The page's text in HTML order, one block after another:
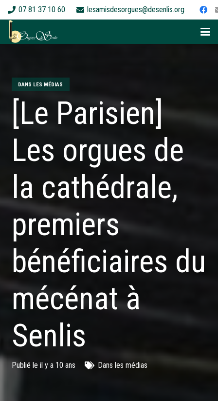
07 81 37 10 60 lesamisdesorgues@desenlis.org
DANS LES MÉDIAS
[Le Parisien]
Les orgues de
la cathédrale,
premiers
bénéficiaires du
mécénat à
Senlis
Publié le il y a 10 ans Dans les médias